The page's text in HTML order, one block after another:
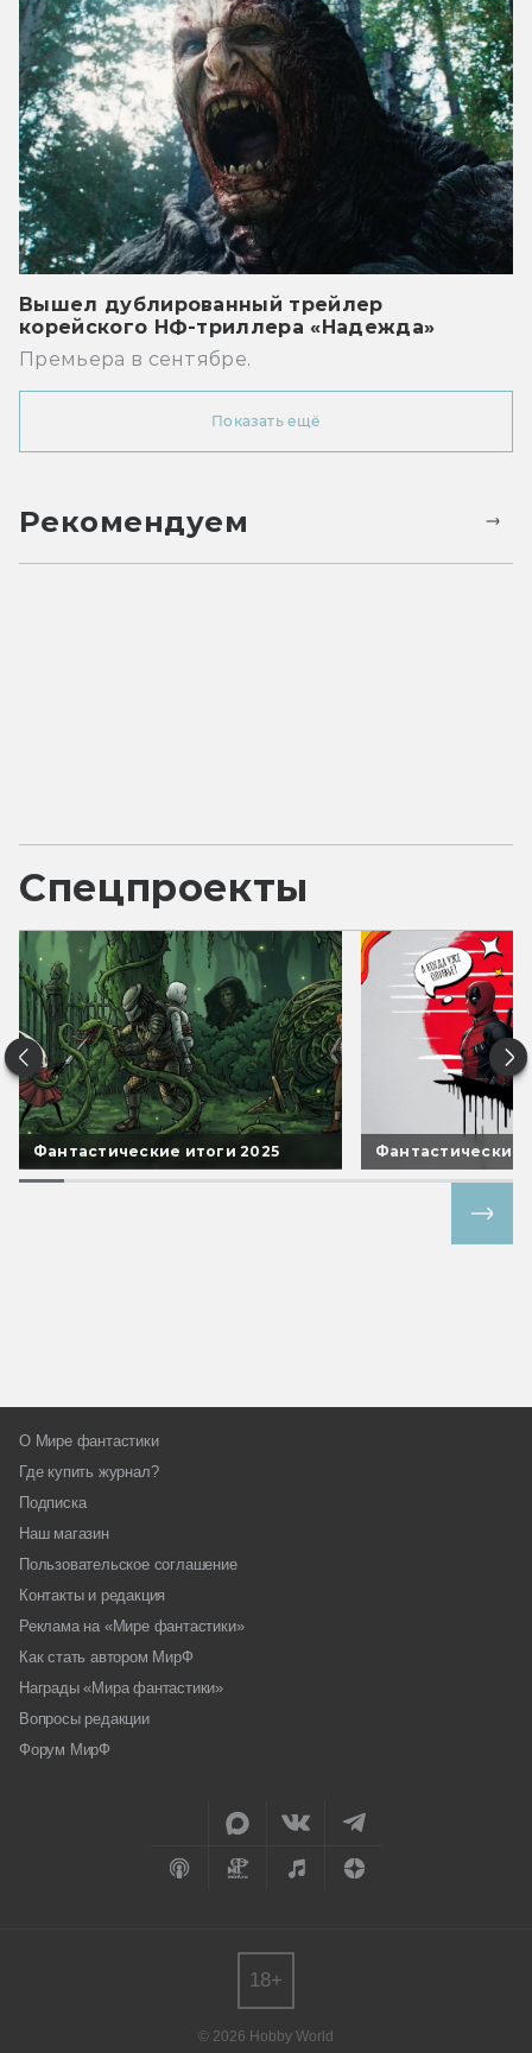
Вышел дублированный трейлер
корейского НФ-триллера «Надежда»
Премьера в сентябре.
Показать ещё
Рекомендуем
Спецпроекты
Фантастические итоги 2025 Фантастические
О Мире фантастики
Где купить журнал?
Подписка
Наш магазин
Пользовательское соглашение
Контакты и редакция
Реклама на «Мире фантастики»
Как стать автором МирФ
Награды «Мира фантастики»
Вопросы редакции
Форум МирФ
© 2026 Hobby World
18+